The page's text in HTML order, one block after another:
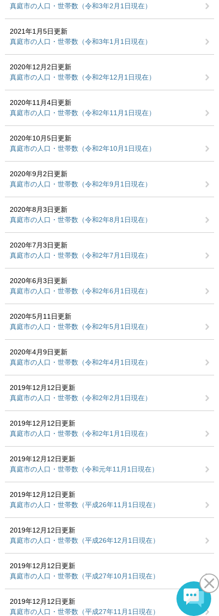
真庭市の人口・世帯数（令和3年2月1日現在）
2021年1月5日更新
真庭市の人口・世帯数（令和3年1月1日現在）
2020年12月2日更新
真庭市の人口・世帯数（令和2年12月1日現在）
2020年11月4日更新
真庭市の人口・世帯数（令和2年11月1日現在）
2020年10月5日更新
真庭市の人口・世帯数（令和2年10月1日現在）
2020年9月2日更新
真庭市の人口・世帯数（令和2年9月1日現在）
2020年8月3日更新
真庭市の人口・世帯数（令和2年8月1日現在）
2020年7月3日更新
真庭市の人口・世帯数（令和2年7月1日現在）
2020年6月3日更新
真庭市の人口・世帯数（令和2年6月1日現在）
2020年5月11日更新
真庭市の人口・世帯数（令和2年5月1日現在）
2020年4月9日更新
真庭市の人口・世帯数（令和2年4月1日現在）
2019年12月12日更新
真庭市の人口・世帯数（令和2年2月1日現在）
2019年12月12日更新
真庭市の人口・世帯数（令和2年1月1日現在）
2019年12月12日更新
真庭市の人口・世帯数（令和元年11月1日現在）
2019年12月12日更新
真庭市の人口・世帯数（平成26年11月1日現在）
2019年12月12日更新
真庭市の人口・世帯数（平成26年12月1日現在）
2019年12月12日更新
真庭市の人口・世帯数（平成27年10月1日現在）
2019年12月12日更新
真庭市の人口・世帯数（平成27年11月1日現在）